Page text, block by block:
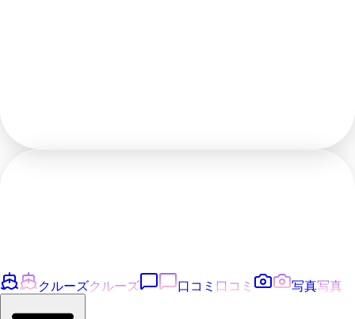
クルーズクルーズ 口コミ 口コミ 写真写真